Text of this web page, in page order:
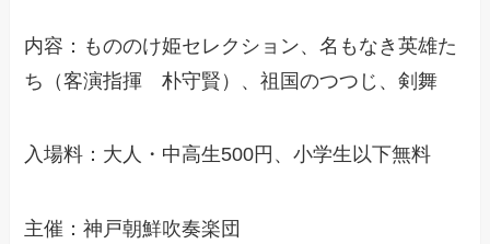
内容：もののけ姫セレクション、名もなき英雄た
ち（客演指揮 朴守賢）、祖国のつつじ、剣舞
入場料：大人・中高生500円、小学生以下無料
主催：神戸朝鮮吹奏楽団